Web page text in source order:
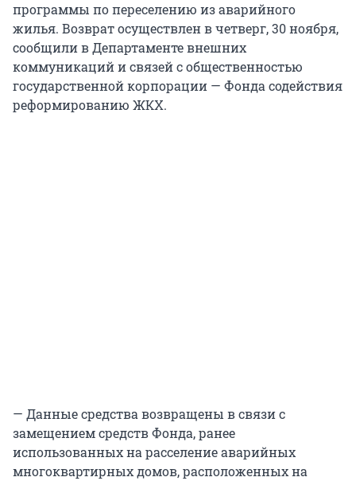
программы по переселению из аварийного
жилья. Возврат осуществлен в четверг, 30 ноября,
сообщили в Департаменте внешних
коммуникаций и связей с общественностью
государственной корпорации — Фонда содействия
реформированию ЖКХ.
— Данные средства возвращены в связи с
замещением средств Фонда, ранее
использованных на расселение аварийных
многоквартирных домов, расположенных на